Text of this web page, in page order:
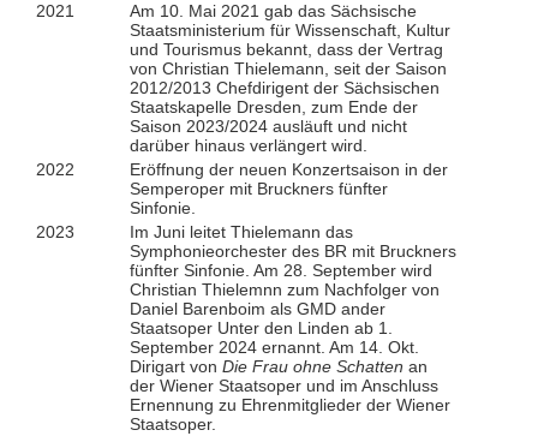
2021
Am 10. Mai 2021 gab das Sächsische
Staatsministerium für Wissenschaft, Kultur
und Tourismus bekannt, dass der Vertrag
von Christian Thielemann, seit der Saison
2012/2013 Chefdirigent der Sächsischen
Staatskapelle Dresden, zum Ende der
Saison 2023/2024 ausläuft und nicht
darüber hinaus verlängert wird.
2022
Eröffnung der neuen Konzertsaison in der
Semperoper mit Bruckners fünfter
Sinfonie.
2023
Im Juni leitet Thielemann das
Symphonieorchester des BR mit Bruckners
fünfter Sinfonie. Am 28. September wird
Christian Thielemnn zum Nachfolger von
Daniel Barenboim als GMD ander
Staatsoper Unter den Linden ab 1.
September 2024 ernannt. Am 14. Okt.
Dirigart von Die Frau ohne Schatten an
der Wiener Staatsoper und im Anschluss
Ernennung zu Ehrenmitglieder der Wiener
Staatsoper.